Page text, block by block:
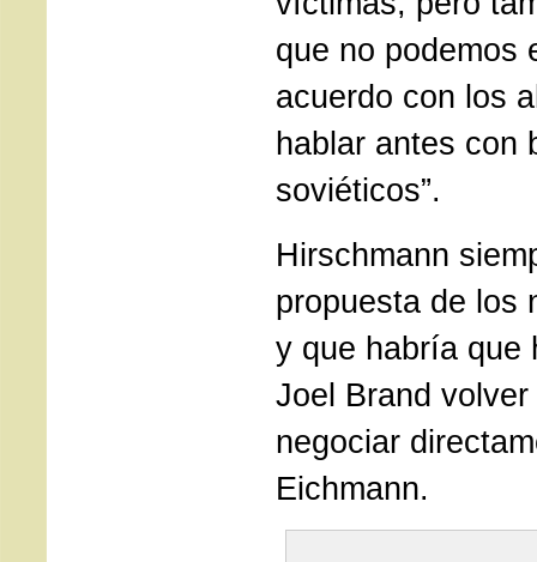
que no podemos
acuerdo con los
hablar antes con
soviéticos”.
Hirschmann
propuesta de los
y que habría que
Joel Brand
negociar
Eichmann.